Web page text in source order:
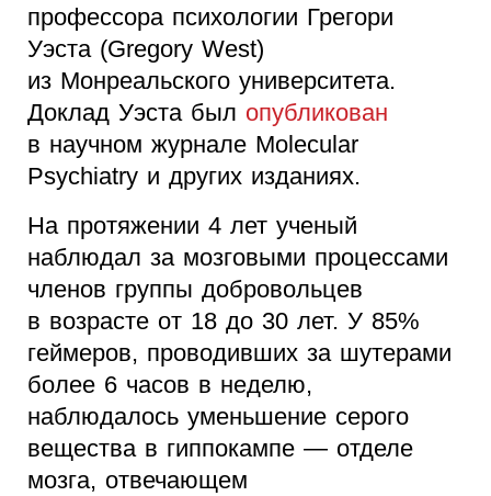
профессора психологии Грегори
Уэста (Gregory West)
из Монреальского университета.
Доклад Уэста был опубликован
в научном журнале Molecular
Psychiatry и других изданиях.
На протяжении 4 лет ученый
наблюдал за мозговыми процессами
членов группы добровольцев
в возрасте от 18 до 30 лет. У 85%
геймеров, проводивших за шутерами
более 6 часов в неделю,
наблюдалось уменьшение серого
вещества в гиппокампе — отделе
мозга, отвечающем